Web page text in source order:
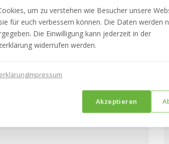
2022
2022 – für mehr Informationen den
um zu verstehen wie Besucher unsere
für euch verbessern können. Die Daten werden
Die Einwilligung kann jederzeit in der
widerrufen werden.
Impressum
Akzeptieren